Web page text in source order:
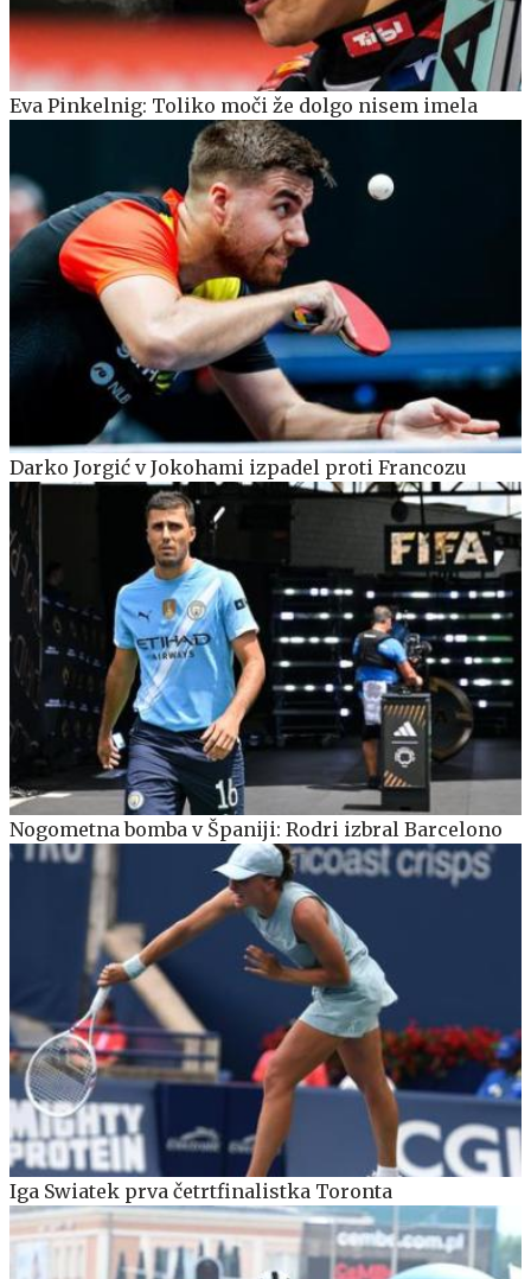
Eva Pinkelnig: Toliko moči že dolgo nisem imela
Darko Jorgić v Jokohami izpadel proti Francozu
Nogometna bomba v Španiji: Rodri izbral Barcelono
Iga Swiatek prva četrtfinalistka Toronta